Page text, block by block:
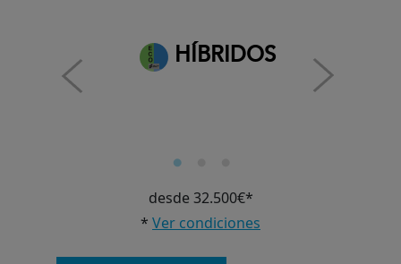
HÍBRIDOS
desde 32.500€*
* Ver condiciones